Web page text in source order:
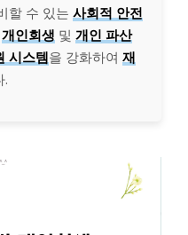
할 수 있는 사회적 안전
개인회생 및 개인 파산
시스템을 강화하여 재
.